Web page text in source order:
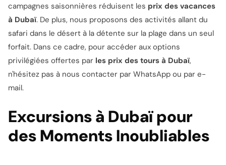
campagnes saisonnières réduisent les prix des vacances
à Dubaï. De plus, nous proposons des activités allant du
safari dans le désert à la détente sur la plage dans un seul
forfait. Dans ce cadre, pour accéder aux options
privilégiées offertes par les prix des tours à Dubaï,
n'hésitez pas à nous contacter par WhatsApp ou par e-
mail.
Excursions à Dubaï pour
des Moments Inoubliables